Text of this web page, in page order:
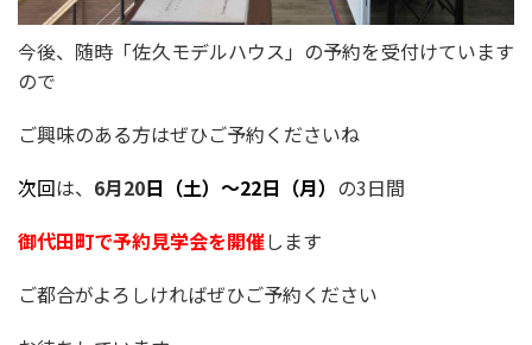
今後、随時「佐久モデルハウス」の予約を受付けています
ので
ご興味のある方はぜひご予約くださいね
次回は、 6月20日（土）～22日（月） の3日間
御代田町で予約見学会を開催します
ご都合がよろしければぜひご予約ください